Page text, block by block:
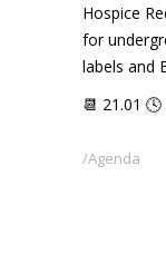
Hospice
for
labels and
📆 21.01
Agenda